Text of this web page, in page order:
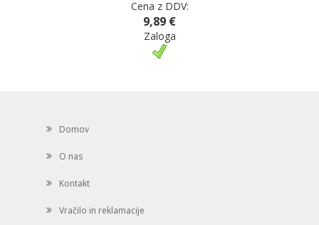
Cena z DDV:
9,89 €
Zaloga
Domov
O nas
Kontakt
Vračilo in reklamacije